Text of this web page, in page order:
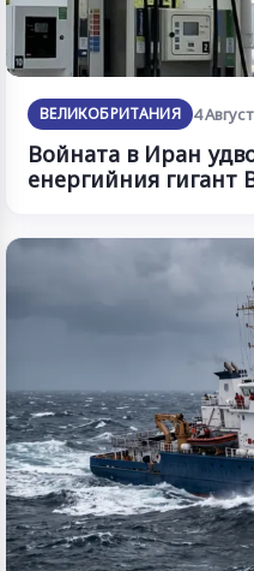
ВЕЛИКОБРИТАНИЯ 4
Войната в Иран
енергийния гигант